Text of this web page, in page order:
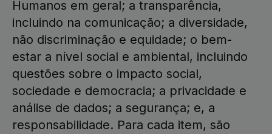
Humanos em geral; a transparência,
incluindo na comunicação; a diversidade,
não discriminação e equidade; o bem-
estar a nível social e ambiental, incluindo
questões sobre o impacto social,
sociedade e democracia; a privacidade e
análise de dados; a segurança; e, a
responsabilidade. Para cada item, são